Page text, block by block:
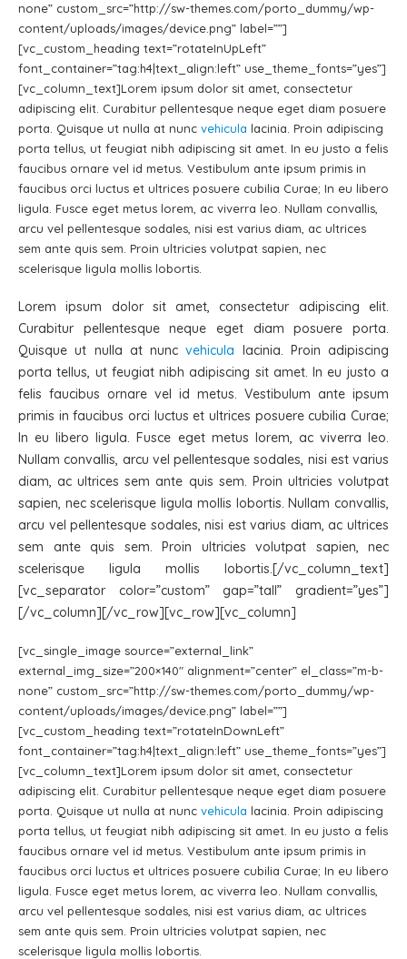
none” custom_src=”http://sw-themes.com/porto_dummy/wp-
content/uploads/images/device.png” label=””]
[vc_custom_heading text=”rotateInUpLeft”
font_container=”tag:h4|text_align:left” use_theme_fonts=”yes”]
[vc_column_text]Lorem ipsum dolor sit amet, consectetur
adipiscing elit. Curabitur pellentesque neque eget diam posuere
porta. Quisque ut nulla at nunc vehicula lacinia. Proin adipiscing
porta tellus, ut feugiat nibh adipiscing sit amet. In eu justo a felis
faucibus ornare vel id metus. Vestibulum ante ipsum primis in
faucibus orci luctus et ultrices posuere cubilia Curae; In eu libero
ligula. Fusce eget metus lorem, ac viverra leo. Nullam convallis,
arcu vel pellentesque sodales, nisi est varius diam, ac ultrices
sem ante quis sem. Proin ultricies volutpat sapien, nec
scelerisque ligula mollis lobortis.
Lorem ipsum dolor sit amet, consectetur adipiscing elit.
Curabitur pellentesque neque eget diam posuere porta.
Quisque ut nulla at nuncvehicula lacinia. Proin adipiscing
porta tellus, ut feugiat nibh adipiscing sit amet. In eu justo a
felis faucibus ornare vel id metus. Vestibulum ante ipsum
primis in faucibus orci luctus et ultrices posuere cubilia Curae;
In eu libero ligula. Fusce eget metus lorem, ac viverra leo.
Nullam convallis, arcu vel pellentesque sodales, nisi est varius
diam, ac ultrices sem ante quis sem. Proin ultricies volutpat
sapien, nec scelerisque ligula mollis lobortis. Nullam convallis,
arcu vel pellentesque sodales, nisi est varius diam, ac ultrices
sem ante quis sem. Proin ultricies volutpat sapien, nec
scelerisque ligula mollis lobortis.[/vc_column_text]
[vc_separator color=”custom” gap=”tall” gradient=”yes”]
[/vc_column][/vc_row][vc_row][vc_column]
[vc_single_image source=”external_link”
external_img_size=”200×140″ alignment=”center” el_class=”m-b-
none” custom_src=”http://sw-themes.com/porto_dummy/wp-
content/uploads/images/device.png” label=””]
[vc_custom_heading text=”rotateInDownLeft”
font_container=”tag:h4|text_align:left” use_theme_fonts=”yes”]
[vc_column_text]Lorem ipsum dolor sit amet, consectetur
adipiscing elit. Curabitur pellentesque neque eget diam posuere
porta. Quisque ut nulla at nunc vehicula lacinia. Proin adipiscing
porta tellus, ut feugiat nibh adipiscing sit amet. In eu justo a felis
faucibus ornare vel id metus. Vestibulum ante ipsum primis in
faucibus orci luctus et ultrices posuere cubilia Curae; In eu libero
ligula. Fusce eget metus lorem, ac viverra leo. Nullam convallis,
arcu vel pellentesque sodales, nisi est varius diam, ac ultrices
sem ante quis sem. Proin ultricies volutpat sapien, nec
scelerisque ligula mollis lobortis.